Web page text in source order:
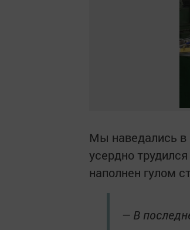
Мы наведались в
усердно
наполнен гулом
— В